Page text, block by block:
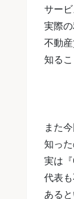
サー
実際の
不動
知るこ
また
知っ
実は
代表も
ある